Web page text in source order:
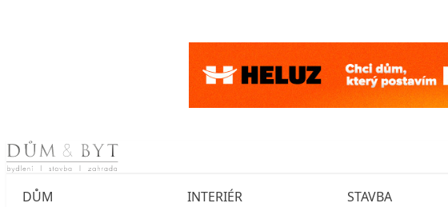
Skip to content
DŮM INTERIÉR STAVBA